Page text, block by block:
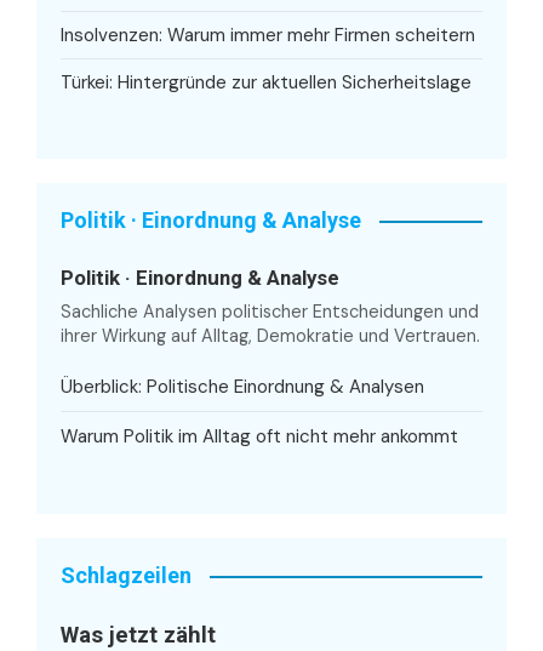
Insolvenzen: Warum immer mehr Firmen scheitern
Türkei: Hintergründe zur aktuellen Sicherheitslage
Politik · Einordnung & Analyse
Politik · Einordnung & Analyse
Sachliche Analysen politischer Entscheidungen und
ihrer Wirkung auf Alltag, Demokratie und Vertrauen.
Überblick: Politische Einordnung & Analysen
Warum Politik im Alltag oft nicht mehr ankommt
Schlagzeilen
Was jetzt zählt